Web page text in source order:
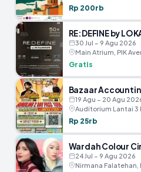
Rp 200rb
RE:DEFINE by
30 Jul – 9 Agu 2026
Main Atrium, PIK
Gratis
Bazaar
19 Agu – 20 Agu
Rp 25rb
Wardah Colour
24 Jul – 9 Agu 2026
Nirmana Falatehan,